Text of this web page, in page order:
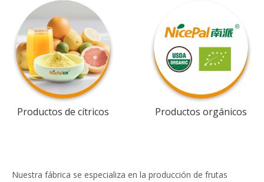
Productos de cítricos Productos orgánicos
Nuestra fábrica se especializa en la producción de frutas